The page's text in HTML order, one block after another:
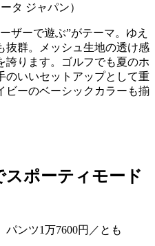
タ ジャパン）
ザーで遊ぶ”がテーマ。ゆえ
抜群。メッシュ生地の透け感
誇ります。ゴルフでも夏のホ
のいいセットアップとして重
ビーのベーシックカラーも揃
ポーティモード